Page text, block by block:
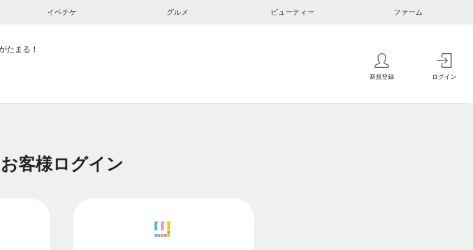
イベチケ グルメ ビューティー ファーム
たまる！
新規登録 ログイン
お客様ログイン